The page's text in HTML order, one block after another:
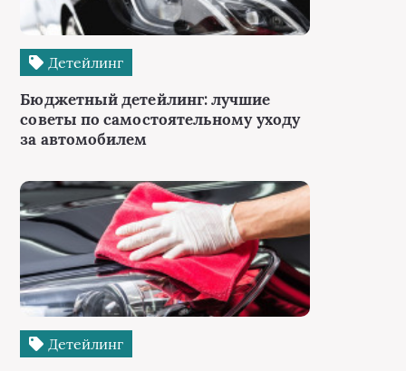
Детейлинг
Бюджетный детейлинг: лучшие
советы по самостоятельному уходу
за автомобилем
Детейлинг